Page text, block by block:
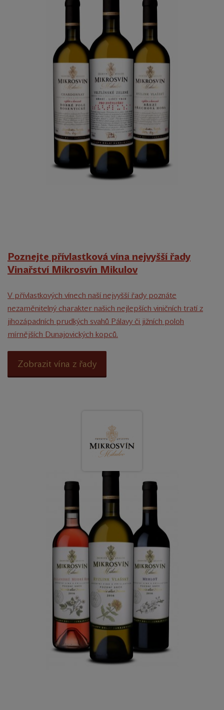
Poznejte přívlastková vína nejvyšší řady
Vinařství Mikrosvín Mikulov
V přívlastkových vínech naší nejvyšší řady poznáte
nezaměnitelný charakter našich nejlepších viničních tratí z
jihozápadních prudkých svahů Pálavy či jižních poloh
mírnějších Dunajovických kopců.
Zobrazit vína z řady